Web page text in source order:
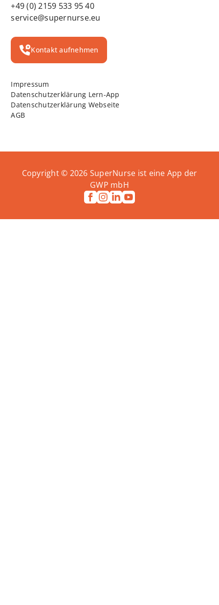
+49 (0) 2159 533 95 40
service@supernurse.eu
Kontakt aufnehmen
Impressum
Datenschutzerklärung Lern-App
Datenschutzerklärung Webseite
AGB
Copyright © 2026 SuperNurse ist eine App der
GWP mbH